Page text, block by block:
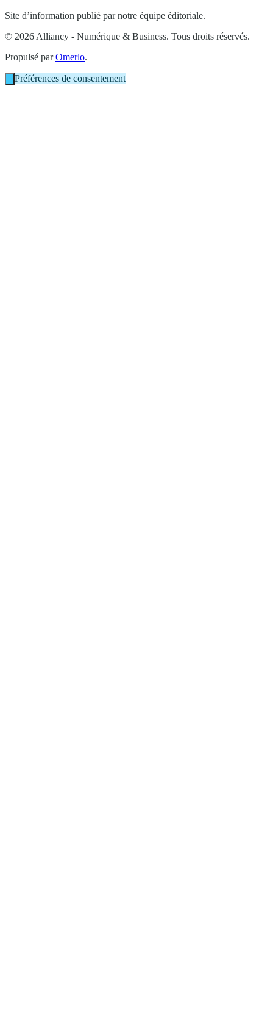
Site d’information publié par notre équipe éditoriale.
© 2026 Alliancy - Numérique & Business. Tous droits réservés.
Propulsé parOmerlo.
Préférences de consentement